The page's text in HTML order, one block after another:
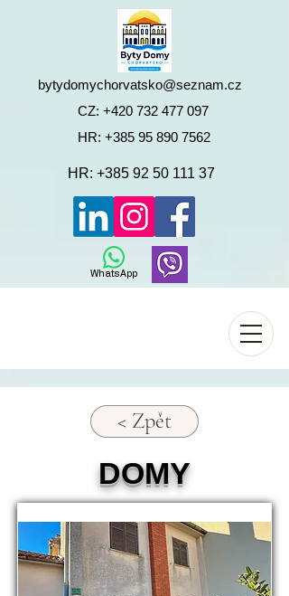
HR: +385 95 890 7562
CZ: +420 732 477 097
WhatsApp
bytydomychorvatsko@seznam.cz
HR: +385 92 50 111 37
< Zpět
DOMY